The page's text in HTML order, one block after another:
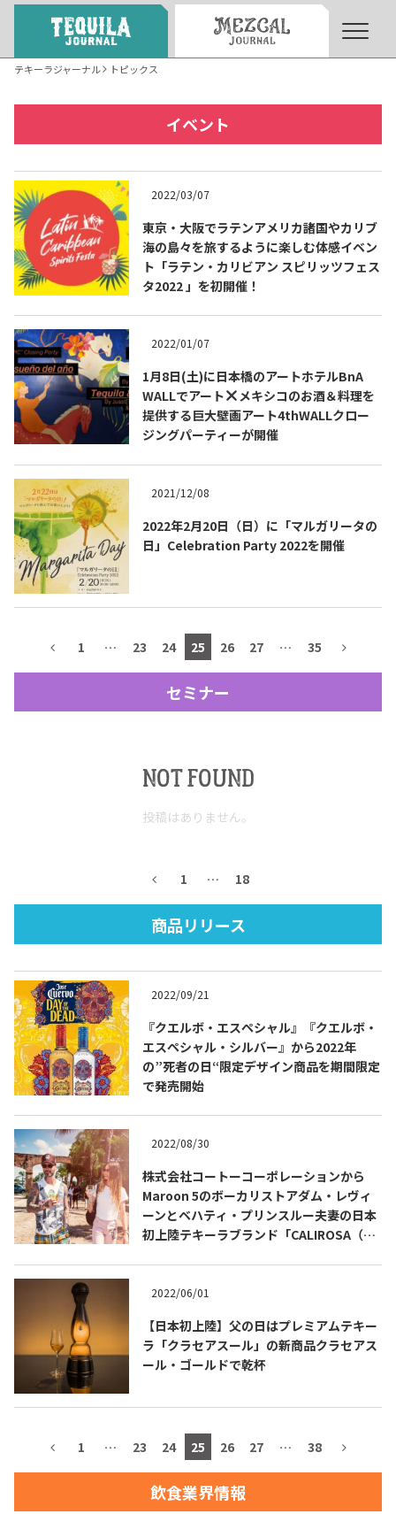
テキーラのつくり方 How to Make Tequila
テキーラマーケット
テキーラの飲み方
テキーラマップ
メキシコ料理
メキシコ旅行
バー＆レストラン
Bar & Restaurant
About テキーラとは
テキーラのつくり方 テキーラマーケット
トピックス
テキーラジャーナル トピックス
イベント
2022/03/07
東京・大阪でラテンアメリカ諸国やカリブ
海の島々を旅するように楽しむ体感イベン
ト「ラテン・カリビアン スピリッツフェス
タ2022 」を初開催！
2022/01/07
1月8日(土)に日本橋のアートホテルBnA
WALLでアート
メキシコのお酒＆料理を
提供する巨大壁画アート4thWALLクロー
ジングパーティーが開催
2021/12/08
2022年2月20日（日）に「マルガリータの
日」Celebration Party 2022を開催
1 … 23 24 25 26 27 … 35
セミナー
NOT FOUND
投稿はありません。
1 … 18
商品リリース
2022/09/21
『クエルボ・エスペシャル』『クエルボ・
エスペシャル・シルバー』から2022年
の”死者の日“限定デザイン商品を期間限定
で発売開始
2022/08/30
株式会社コートーコーポレーションから
Maroon 5のボーカリストアダム・レヴィ
ーンとベハティ・プリンスルー夫妻の日本
初上陸テキーラブランド「CALIROSA（カ
2022/06/01
【日本初上陸】父の日はプレミアムテキー
ラ「クラセアスール」の新商品クラセアス
ール・ゴールドで乾杯
1 … 23 24 25 26 27 … 38
飲食業界情報